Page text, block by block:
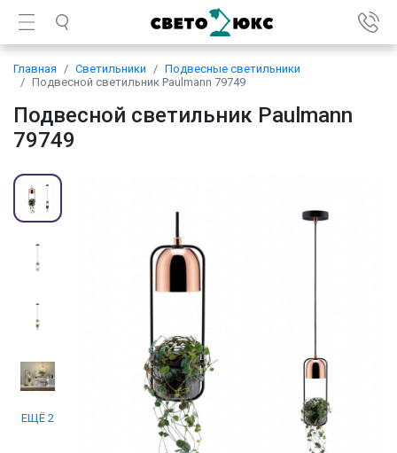
Главная Светильники
Подвесные светильники
Подвесной светильник Paulmann 79749
Подвесной светильник Paulmann
79749
ЕЩЁ 2